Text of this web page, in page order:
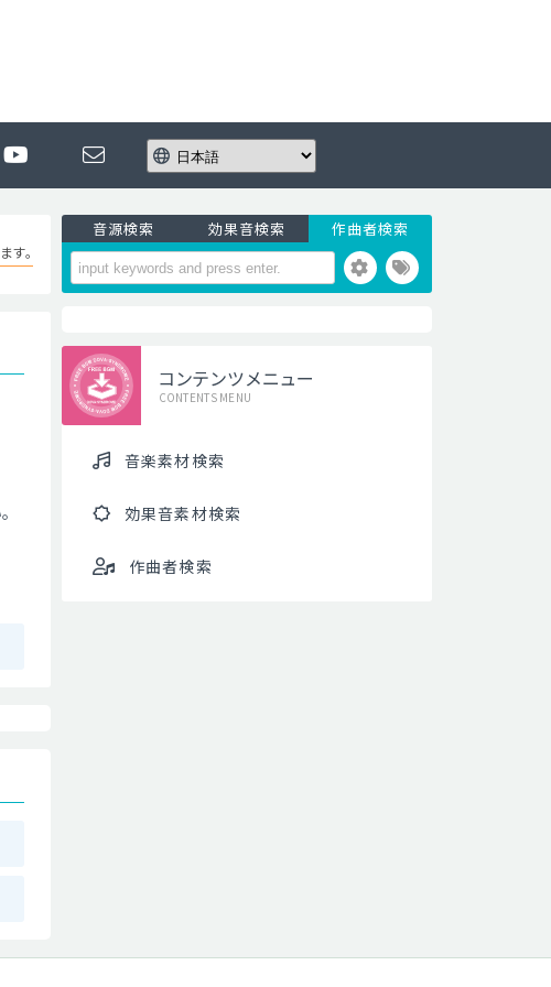
す。
音源検索 効果音検索 作曲者検索
コンテンツメニュー
CONTENTS MENU
音楽素材検索
効果音素材検索
作曲者検索